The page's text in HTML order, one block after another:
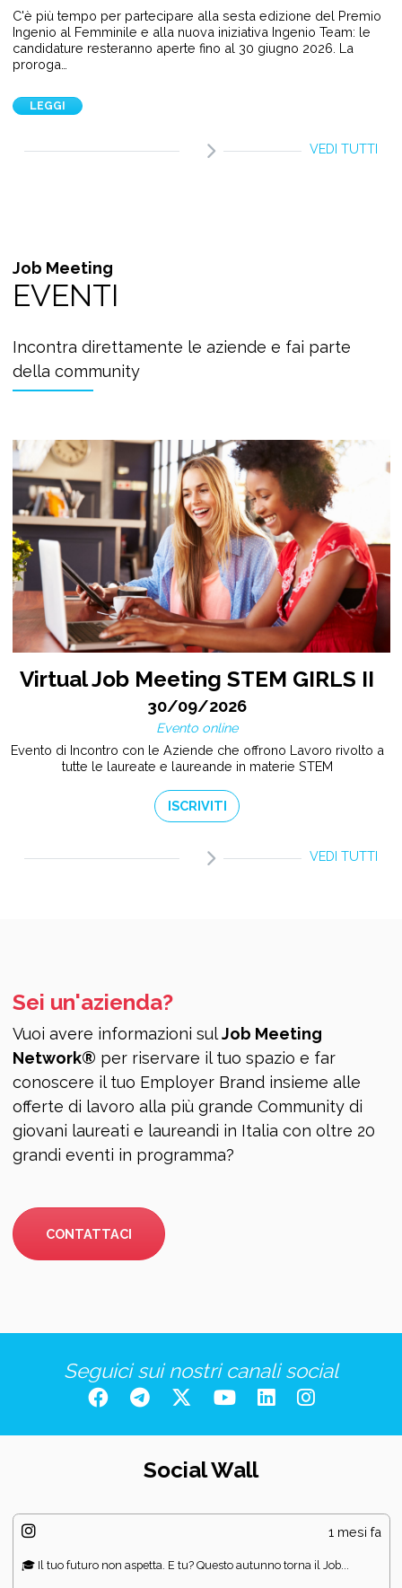
C'è più tempo per partecipare alla sesta edizione del Premio
Ingenio al Femminile e alla nuova iniziativa Ingenio Team: le
candidature resteranno aperte fino al 30 giugno 2026. La
proroga…
LEGGI
VEDI TUTTI
Job Meeting
EVENTI
Incontra direttamente le aziende e fai parte
della community
Virtual Job Meeting STEM GIRLS II
30/09/2026
Evento online
Evento di Incontro con le Aziende che offrono Lavoro rivolto a
tutte le laureate e laureande in materie STEM
ISCRIVITI
VEDI TUTTI
Sei un'azienda?
Vuoi avere informazioni sulJob Meeting
Network® per riservare il tuo spazio e far
conoscere il tuo Employer Brand insieme alle
offerte di lavoro alla più grande Community di
giovani laureati e laureandi in Italia con oltre 20
grandi eventi in programma?
CONTATTACI
Seguici sui nostri canali social
Social Wall
1 mesi fa
🎓 Il tuo futuro non aspetta. E tu? Questo autunno torna il Job...